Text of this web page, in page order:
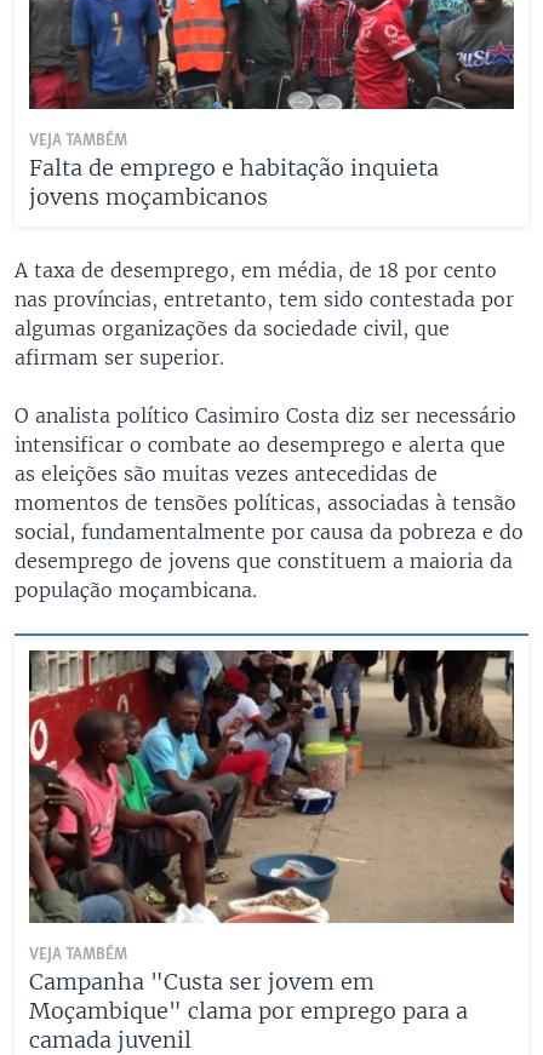
VEJA TAMBÉM
Falta de emprego e habitação inquieta
jovens moçambicanos
A taxa de desemprego, em média, de 18 por cento
nas províncias, entretanto, tem sido contestada por
algumas organizações da sociedade civil, que
afirmam ser superior.
O analista político Casimiro Costa diz ser necessário
intensificar o combate ao desemprego e alerta que
as eleições são muitas vezes antecedidas de
momentos de tensões políticas, associadas à tensão
social, fundamentalmente por causa da pobreza e do
desemprego de jovens que constituem a maioria da
população moçambicana.
VEJA TAMBÉM
Campanha "Custa ser jovem em
Moçambique" clama por emprego para a
camada juvenil